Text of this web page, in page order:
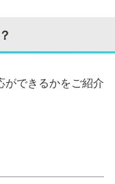
ができるかをご紹介